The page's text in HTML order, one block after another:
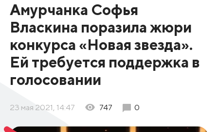
Амурчанка Софья
Власкина поразила жюри
конкурса «Новая звезда».
Ей требуется поддержка в
голосовании
23 мая 2021, 14:47 747 0